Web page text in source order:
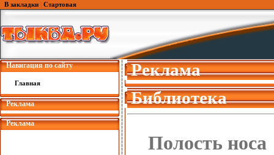
В закладки Стартовая
Навигация по сайту
Главная
Реклама
Реклама
Реклама
Библиотека
Полость носа